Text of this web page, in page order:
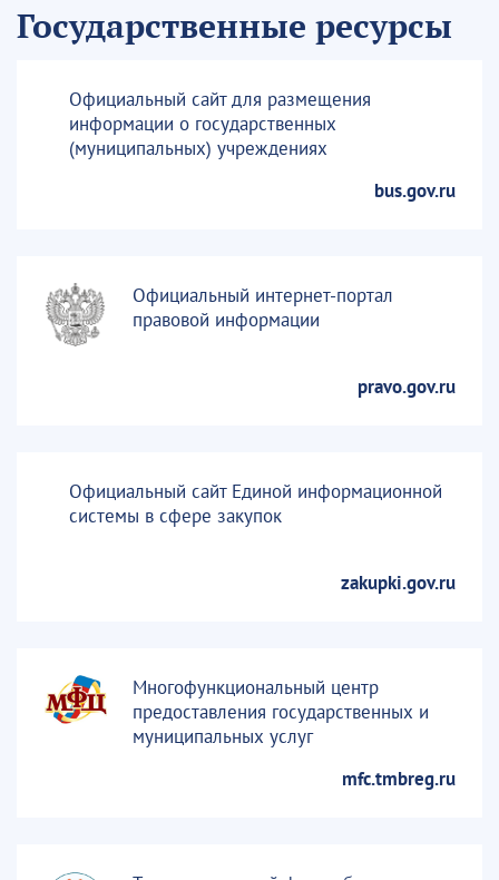
Государственные ресурсы
Официальный сайт для размещения
информации о государственных
(муниципальных) учреждениях
bus.gov.ru
Официальный интернет-портал
правовой информации
pravo.gov.ru
Официальный сайт Единой информационной
системы в сфере закупок
zakupki.gov.ru
Многофункциональный центр
предоставления государственных и
муниципальных услуг
mfc.tmbreg.ru